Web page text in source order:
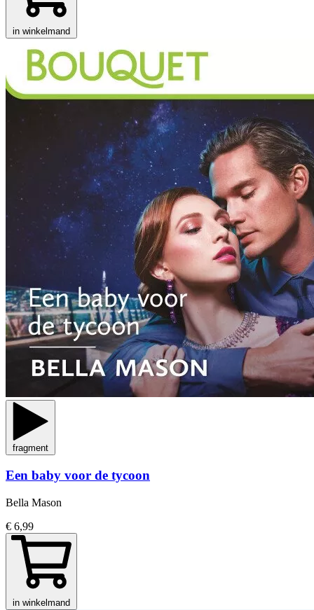
in winkelmand
fragment
Een baby voor de tycoon
Bella Mason
€ 6,99
in winkelmand